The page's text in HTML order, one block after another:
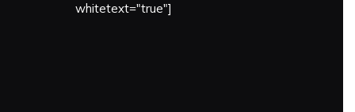
whitetext="true"]